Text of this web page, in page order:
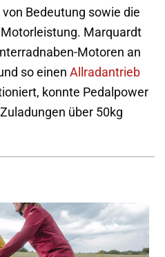
Bedeutung sowie die
Marquardt
Motoren an
so einen Allradantrieb
konnte Pedalpower
über 50kg